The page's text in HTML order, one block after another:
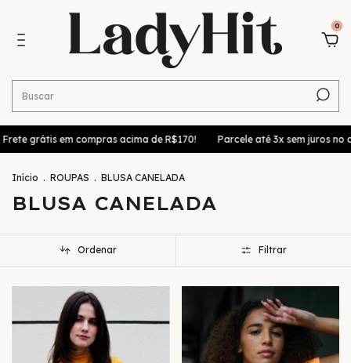
0
grátis em compras acima de R$170! Parcele até 3x sem juros no
Início . ROUPAS . BLUSA CANELADA
BLUSA CANELADA
Ordenar Filtrar